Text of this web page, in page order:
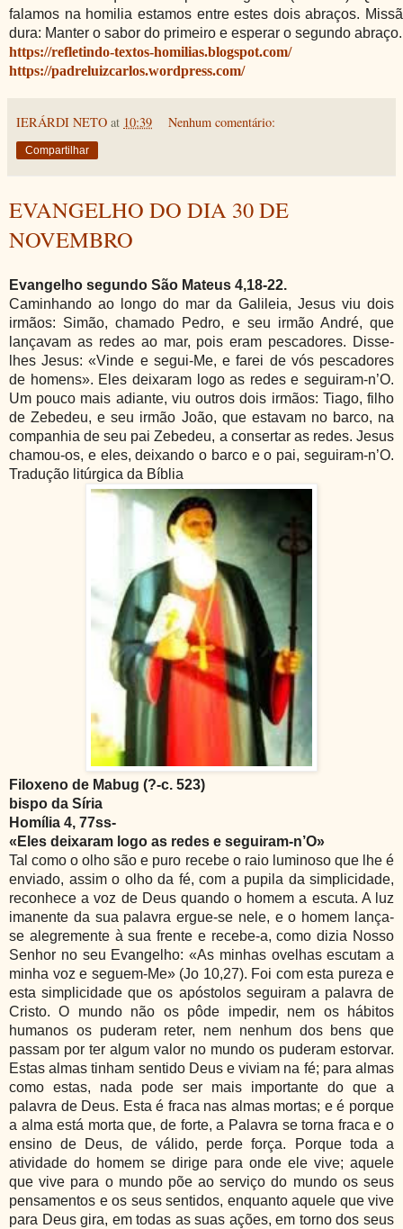
falamos na homilia estamos entre estes dois abraços.
dura: Manter o sabor do primeiro e esperar o segundo abraço.
https://refletindo-textos-homilias.blogspot.com/
https://padreluizcarlos.wordpress.com/
IERÁRDI NETO at 10:39 Nenhum comentário:
Compartilhar
EVANGELHO DO DIA 30 DE
NOVEMBRO
Evangelho segundo São Mateus 4,18-22.
Caminhando ao longo do mar da Galileia, Jesus viu dois
irmãos: Simão, chamado Pedro, e seu irmão André, que
lançavam as redes ao mar, pois eram pescadores. Disse-
lhes Jesus: «Vinde e segui-Me, e farei de vós pescadores
de homens». Eles deixaram logo as redes e seguiram-n’O.
Um pouco mais adiante, viu outros dois irmãos: Tiago, filho
de Zebedeu, e seu irmão João, que estavam no barco, na
companhia de seu pai Zebedeu, a consertar as redes. Jesus
chamou-os, e eles, deixando o barco e o pai, seguiram-n’O.
Tradução litúrgica da Bíblia
Filoxeno de Mabug (?-c. 523)
bispo da Síria
Homília 4, 77ss-
«Eles deixaram logo as redes e seguiram-n’O»
Tal como o olho são e puro recebe o raio luminoso que lhe é
enviado, assim o olho da fé, com a pupila da simplicidade,
reconhece a voz de Deus quando o homem a escuta. A luz
imanente da sua palavra ergue-se nele, e o homem lança-
se alegremente à sua frente e recebe-a, como dizia Nosso
Senhor no seu Evangelho: «As minhas ovelhas escutam a
minha voz e seguem-Me» (Jo 10,27). Foi com esta pureza e
esta simplicidade que os apóstolos seguiram a palavra de
Cristo. O mundo não os pôde impedir, nem os hábitos
humanos os puderam reter, nem nenhum dos bens que
passam por ter algum valor no mundo os puderam estorvar.
Estas almas tinham sentido Deus e viviam na fé; para almas
como estas, nada pode ser mais importante do que a
palavra de Deus. Esta é fraca nas almas mortas; e é porque
a alma está morta que, de forte, a Palavra se torna fraca e o
ensino de Deus, de válido, perde força. Porque toda a
atividade do homem se dirige para onde ele vive; aquele
que vive para o mundo põe ao serviço do mundo os seus
pensamentos e os seus sentidos, enquanto aquele que vive
para Deus gira, em todas as suas ações, em torno dos seus